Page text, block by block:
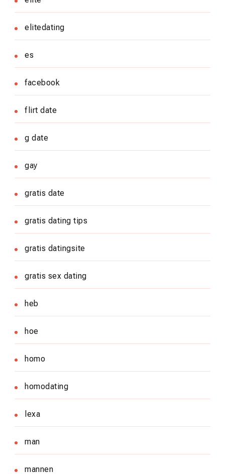
elitedating
es
facebook
flirt date
g date
gay
gratis date
gratis dating tips
gratis datingsite
gratis sex dating
heb
hoe
homo
homodating
lexa
man
mannen